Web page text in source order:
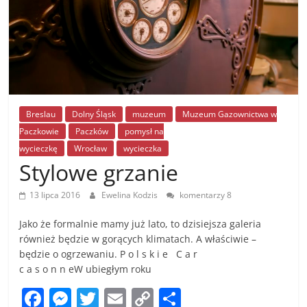
Breslau Dolny Śląsk muzeum
Muzeum Gazownictwa w
Paczkowie
Paczków
pomysł na
wycieczkę
Wrocław wycieczka
Stylowe grzanie
13 lipca 2016 Ewelina Kodzis komentarzy 8
Jako że formalnie mamy już lato, to dzisiejsza galeria
również będzie w gorących klimatach. A właściwie –
będzie o ogrzewaniu. P o l s k i e C a r
c a s o n n eW ubiegłym roku
F M T E C